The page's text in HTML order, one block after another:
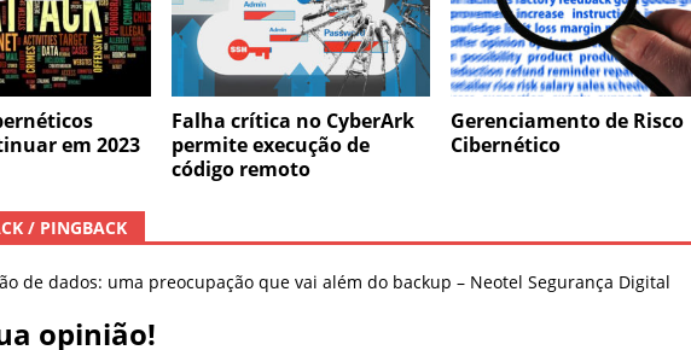
em 2023
Falha crítica no CyberArk
permite execução de
código remoto
Gerenciamento de Risco
Cibernético
/ PINGBACK
de dados: uma preocupação que vai além do backup – Neotel Segurança Digital
opinião!